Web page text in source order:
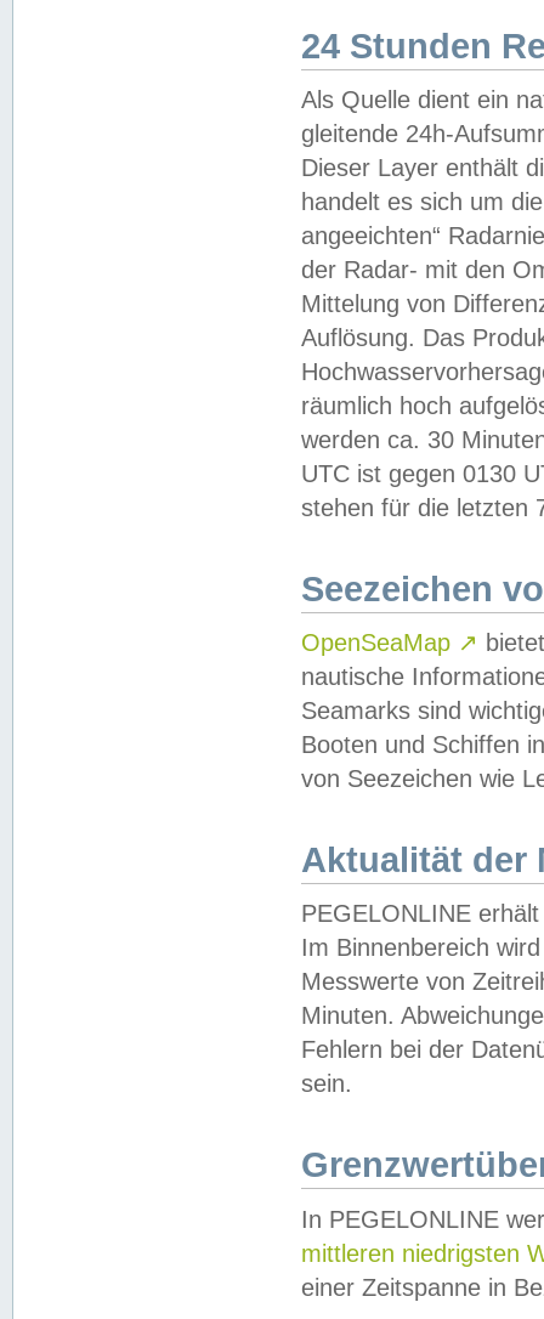
24 Stunden
Als Quelle dient ein
gleitende 24h-
Dieser Layer enthält
handelt es sich um
angeeichten“
der Radar- mit den
Mittelung von
Auflösung. Das
räumlich hoch
werden ca. 30
UTC ist gegen 0130
stehen für die letzten
Seezeichen
OpenSeaMap ↗
nautische
Seamarks sind
Booten und Schiffen
von Seezeichen wie
Aktualität der
PEGELONLINE
Im Binnenbereich
Messwerte von
Minuten.
Fehlern bei der
sein.
In PEGELONLINE
mittleren niedrigsten
einer Zeitspanne in